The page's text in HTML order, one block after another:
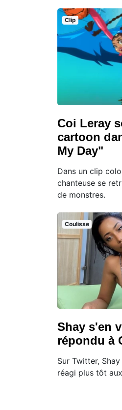
Clip
Coi Leray
cartoon
My Day"
Dans un clip
chanteuse se
de monstres.
Coulisse
Shay s'en
répondu à
Sur Twitter,
réagi plus tôt